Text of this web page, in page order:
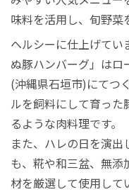
味料を活用し、旬野菜
ヘルシーに仕上げてい
ぬ豚ハンバーグ」はロ
(沖縄県石垣市)にてつ
ルを飼料にして育った
るような肉料理です。
また、ハレの日を演
も、糀や和三盆、無
材を厳選して使用して